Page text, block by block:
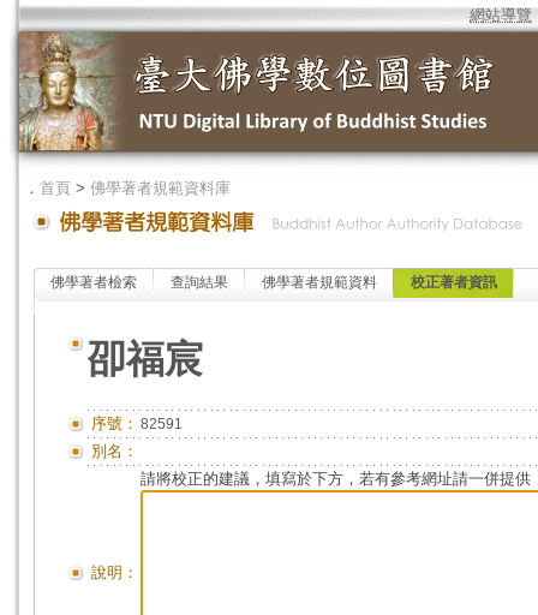
網站導覽
． 首頁 > 佛學著者規範資料庫
佛學著者檢索 查詢結果 佛學著者規範資料 校正著者資訊
卲福宸
序號： 82591
別名：
說明：
請將校正的建議，填寫於下方，若有參考網址請一併提供